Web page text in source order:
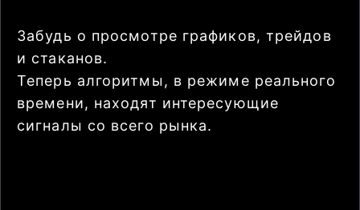
Забудь о просмотре графиков, трейдов
и стаканов.
Теперь алгоритмы, в режиме реального
времени, находят интересующие
сигналы со всего рынка.